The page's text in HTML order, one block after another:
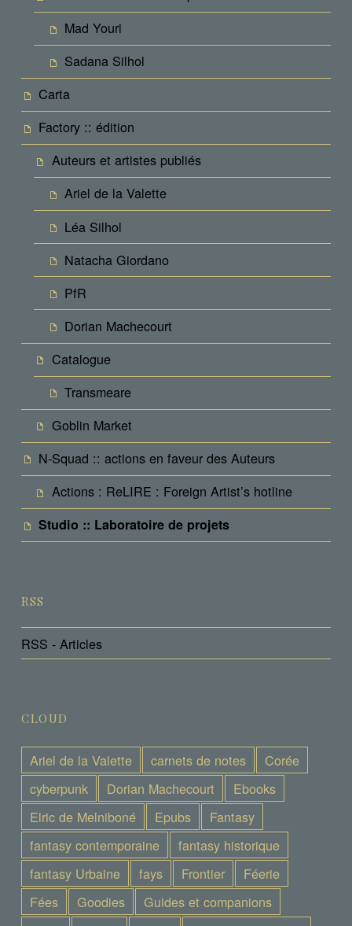
Mad Youri
Sadana Silhol
Carta
Factory :: édition
Auteurs et artistes publiés
Ariel de la Valette
Léa Silhol
Natacha Giordano
PfR
Dorian Machecourt
Catalogue
Transmeare
Goblin Market
N-Squad :: actions en faveur des Auteurs
Actions : ReLIRE : Foreign Artist’s hotline
Studio :: Laboratoire de projets
RSS
RSS - Articles
CLOUD
Ariel de la Valette carnets de notes
Corée
cyberpunk
Dorian Machecourt
Ebooks
Elric de Melniboné
Epubs
Fantasy
fantasy contemporaine
fantasy historique
fantasy Urbaine
fays Frontier
Féerie
Fées
Goodies
Guides et companions